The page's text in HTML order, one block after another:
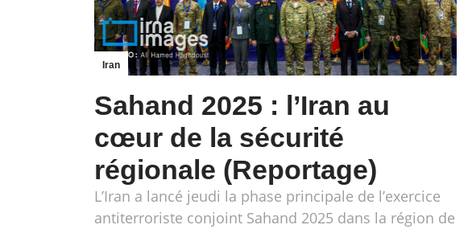
Iran
Sahand 2025 : l’Iran au
cœur de la sécurité
régionale (Reportage)
L’Iran a lancé jeudi la phase principale de l’exercice
antiterroriste conjoint Sahand 2025 dans la région de